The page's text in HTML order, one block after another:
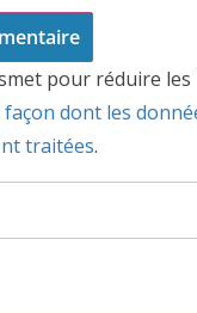
pour réduire les
dont les
traitées.